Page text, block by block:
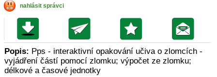
nahlásit správci
Popis: Pps - interaktivní opakování učiva o zlomcích -
vyjádření částí pomocí zlomku; výpočet ze zlomku;
délkové a časové jednotky